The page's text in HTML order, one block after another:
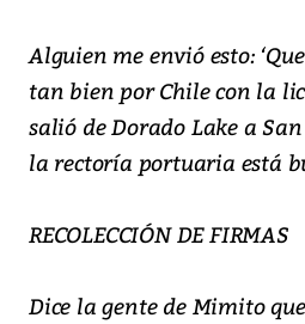
Alguien me envió esto:
tan bien por Chile con la
salió de Dorado Lake a San
la rectoría portuaria está
RECOLECCIÓN DE FIRMAS
Dice la gente de Mimito